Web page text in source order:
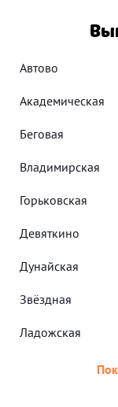
Автово
Академическая
Беговая
Владимирская
Горьковская
Девяткино
Дунайская
Звёздная
Ладожская